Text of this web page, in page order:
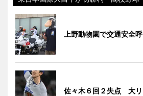
上野動物園で交通安全
佐々木６回２失点 大